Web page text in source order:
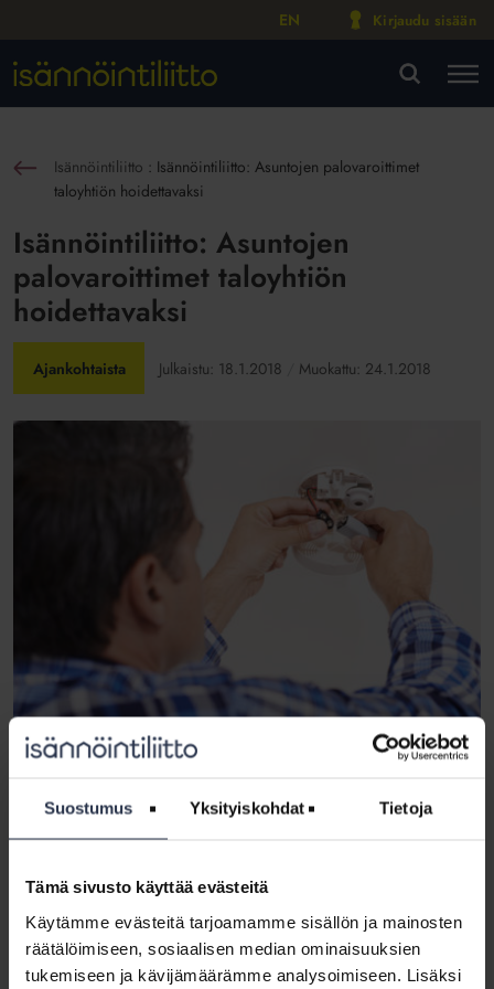
Suostumus Yksityiskohdat Tietoja
Tämä sivusto käyttää evästeitä
Käytämme evästeitä tarjoamamme sisällön ja mainosten
räätälöimiseen, sosiaalisen median ominaisuuksien
tukemiseen ja kävijämäärämme analysoimiseen. Lisäksi
EN Kirjaudu sisään
Isännöintiliitto : Isännöintiliitto: Asuntojen palovaroittimet
taloyhtiön hoidettavaksi
Isännöintiliitto: Asuntojen
palovaroittimet taloyhtiön
hoidettavaksi
Ajankohtaista Julkaistu: 18.1.2018 Muokattu: 24.1.2018
Nykyisen lainsäädännön mukaan asukas vastaa palovaroittimen hankkimisesta ja
Isännöintiliiton mielestä taloyhtiöiden hallitusten rooli on tärkeä
– Palovaroittimien asentaminen ja vuosihuolto tulisi olla taloyhtiön
tehtävä ja kustannusten mennä taloyhtiön piikkiin. Tämä on ainoa
tapa huolehtia kaikkien asukkaiden paloturvallisuudesta, sanoo
Isännöintiliiton toimitusjohtaja Tero Heikkilä.